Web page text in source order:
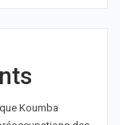
Koumba